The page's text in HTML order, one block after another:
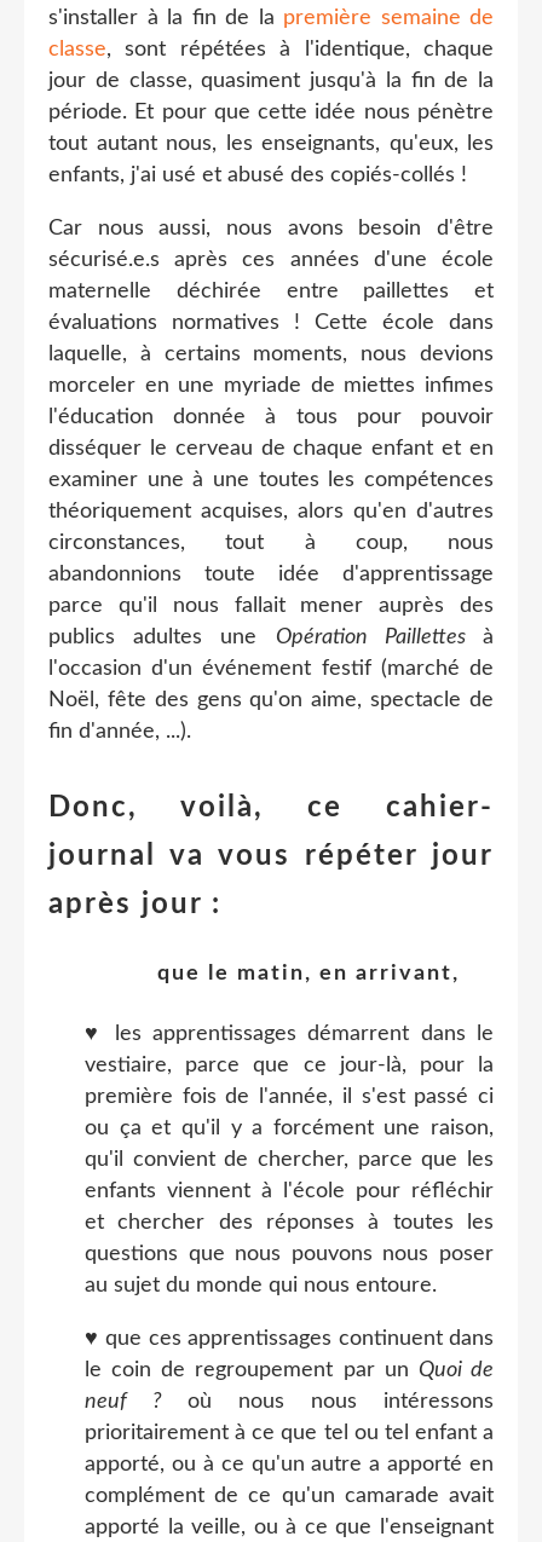
s'installer à la fin de la première semaine de
classe, sont répétées à l'identique, chaque
jour de classe, quasiment jusqu'à la fin de la
période. Et pour que cette idée nous pénètre
tout autant nous, les enseignants, qu'eux, les
enfants, j'ai usé et abusé des copiés-collés !
Car nous aussi, nous avons besoin d'être
sécurisé.e.s après ces années d'une école
maternelle déchirée entre paillettes et
évaluations normatives ! Cette école dans
laquelle, à certains moments, nous devions
morceler en une myriade de miettes infimes
l'éducation donnée à tous pour pouvoir
disséquer le cerveau de chaque enfant et en
examiner une à une toutes les compétences
théoriquement acquises, alors qu'en d'autres
circonstances, tout à coup, nous
abandonnions toute idée d'apprentissage
parce qu'il nous fallait mener auprès des
publics adultes une Opération Paillettesà
l'occasion d'un événement festif (marché de
Noël, fête des gens qu'on aime, spectacle de
fin d'année, ...).
Donc, voilà, ce cahier-
journal va vous répéter jour
après jour :
que le matin, en arrivant,
♥ les apprentissages démarrent dans le
vestiaire, parce que ce jour-là, pour la
première fois de l'année, il s'est passé ci
ou ça et qu'il y a forcément une raison,
qu'il convient de chercher, parce que les
enfants viennent à l'école pour réfléchir
et chercher des réponses à toutes les
questions que nous pouvons nous poser
au sujet du monde qui nous entoure.
♥ que ces apprentissages continuent dans
le coin de regroupement par un Quoi de
neuf ? où nous nous intéressons
prioritairement à ce que tel ou tel enfant a
apporté, ou à ce qu'un autre a apporté en
complément de ce qu'un camarade avait
apporté la veille, ou à ce que l'enseignant